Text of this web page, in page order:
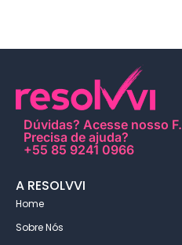
Dúvidas? Acesse nosso
Precisa de ajuda?
+55 85 9241 0966
A RESOLVVI
Home
Sobre Nós